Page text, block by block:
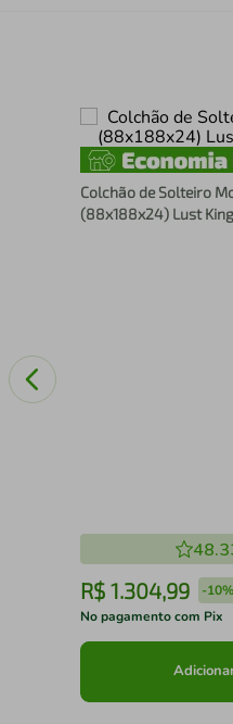
Colchão de Solteiro
(88x188x24) Lust
R$ 1.304,99 -10%
No pagamento com Pix